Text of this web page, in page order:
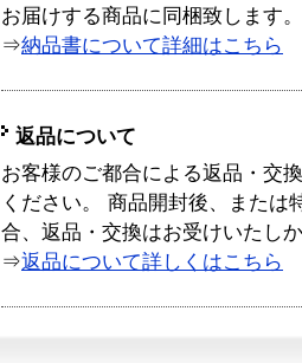
お届けする商品に同梱致します。
⇒納品書について詳細はこちら
返品について
お客様のご都合による返品・交
ください。 商品開封後、または
合、返品・交換はお受けいたし
⇒返品について詳しくはこちら